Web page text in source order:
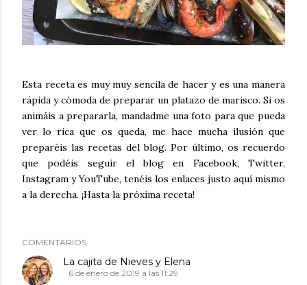
Esta receta es muy muy sencila de hacer y es una manera
rápida y cómoda de preparar un platazo de marisco. Si os
animáis a prepararla, mandadme una foto para que pueda
ver lo rica que os queda, me hace mucha ilusión que
preparéis las recetas del blog. Por último, os recuerdo
que podéis seguir el blog en Facebook, Twitter,
Instagram y YouTube, tenéis los enlaces justo aquí mismo
a la derecha. ¡Hasta la próxima receta!
COMENTARIOS
La cajita de Nieves y Elena
6 de enero de 2019 a las 11:29